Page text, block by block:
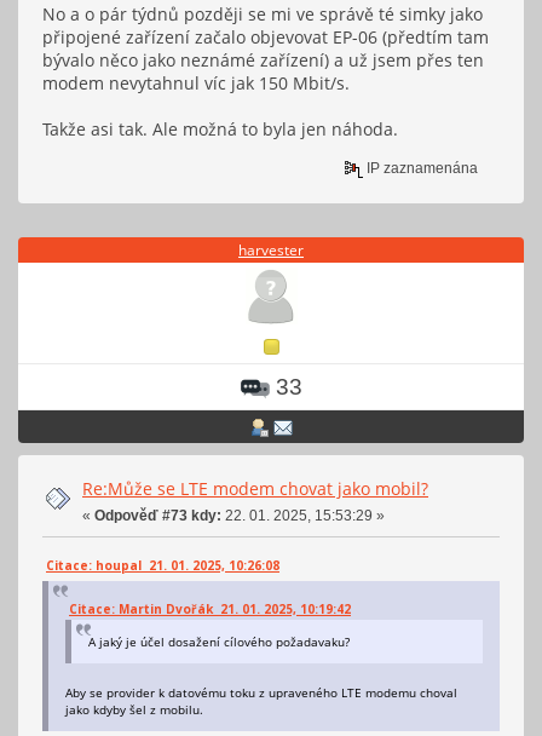
No a o pár týdnů později se mi ve správě té simky jako
připojené zařízení začalo objevovat EP-06 (předtím tam
bývalo něco jako neznámé zařízení) a už jsem přes ten
modem nevytahnul víc jak 150 Mbit/s.
Takže asi tak. Ale možná to byla jen náhoda.
IP zaznamenána
harvester
33
Re:Může se LTE modem chovat jako mobil?
« Odpověď #73 kdy: 22. 01. 2025, 15:53:29 »
Citace: houpal 21. 01. 2025, 10:26:08
Citace: Martin Dvořák 21. 01. 2025, 10:19:42
A jaký je účel dosažení cílového požadavaku?
Aby se provider k datovému toku z upraveného LTE modemu choval
jako kdyby šel z mobilu.